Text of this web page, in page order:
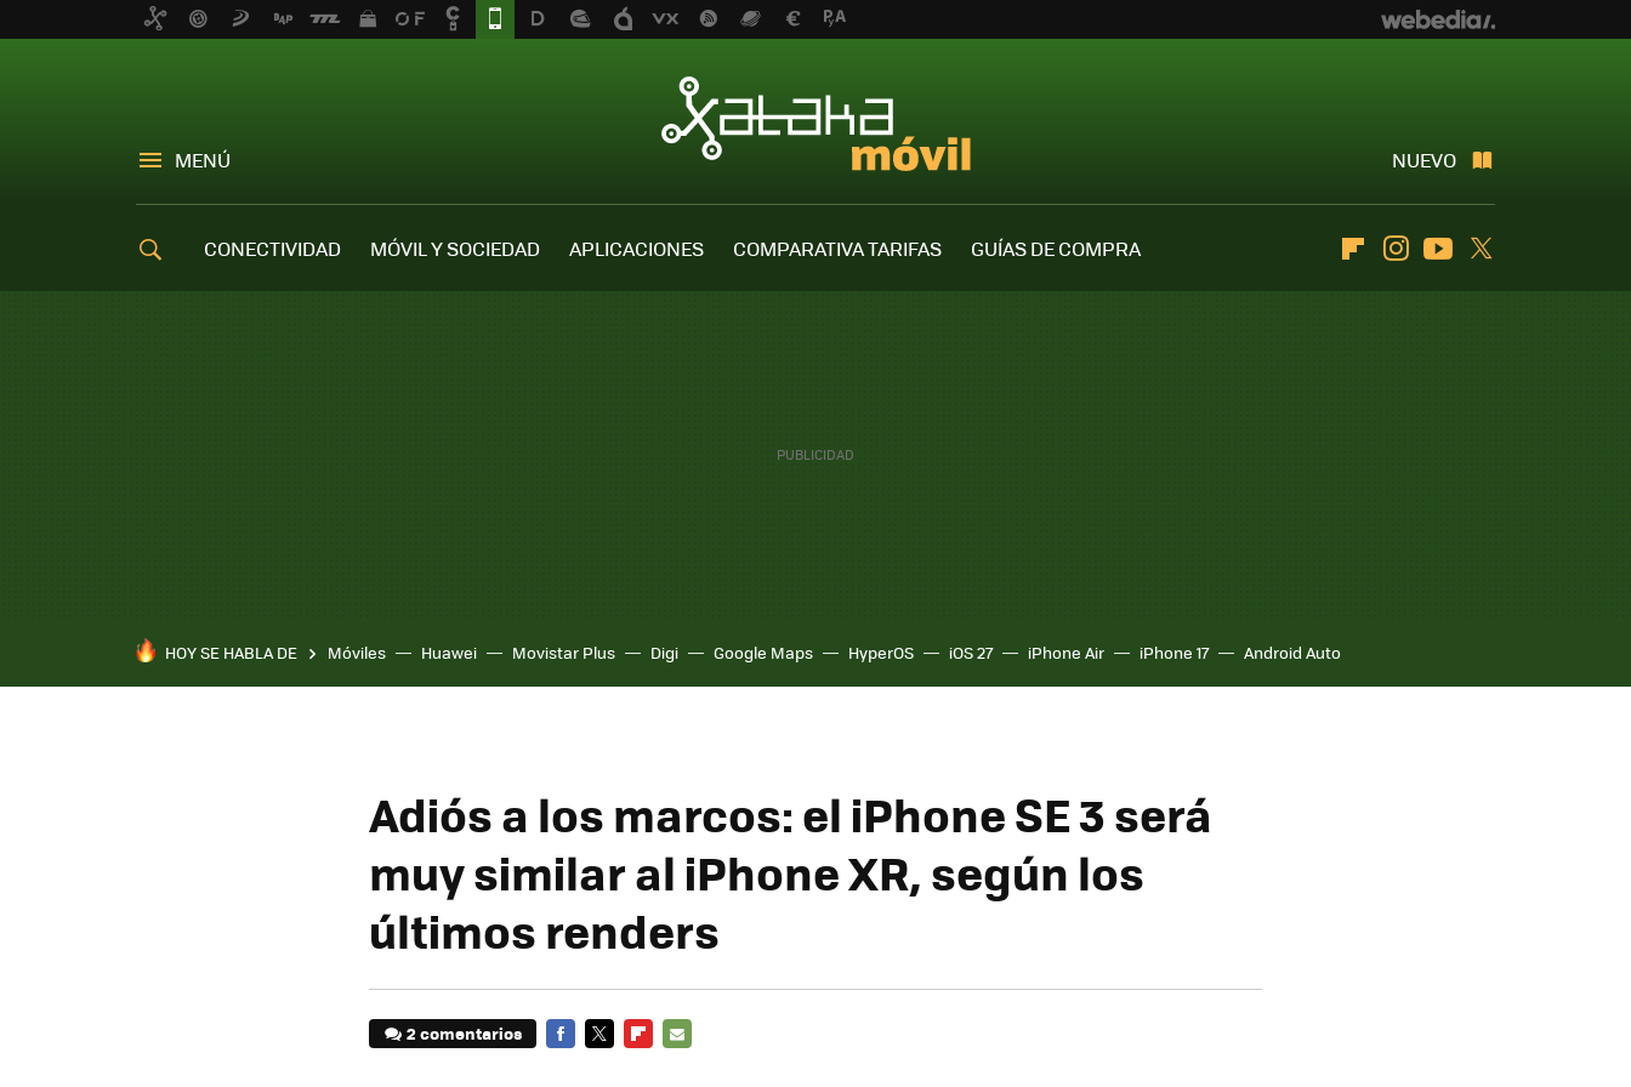
MENÚ NUEVO
CONECTIVIDAD MÓVIL Y SOCIEDAD APLICACIONES COMPARATIVA TARIFAS
GUÍAS DE COMPRA
FlipboardInstagramYoutube
HOY SE HABLA DE Móviles Huawei Movistar Plus Digi Google Maps HyperOS iOS 27 iPhone Air iPhone 17 Android Auto
Adiós a los marcos: el iPhone SE 3 será
muy similar al iPhone XR, según los
últimos renders
2 comentarios